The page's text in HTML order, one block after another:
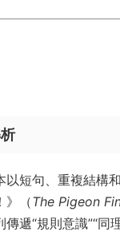
以短句、重複結
》（The Pigeon
傳遞“規則意識”“